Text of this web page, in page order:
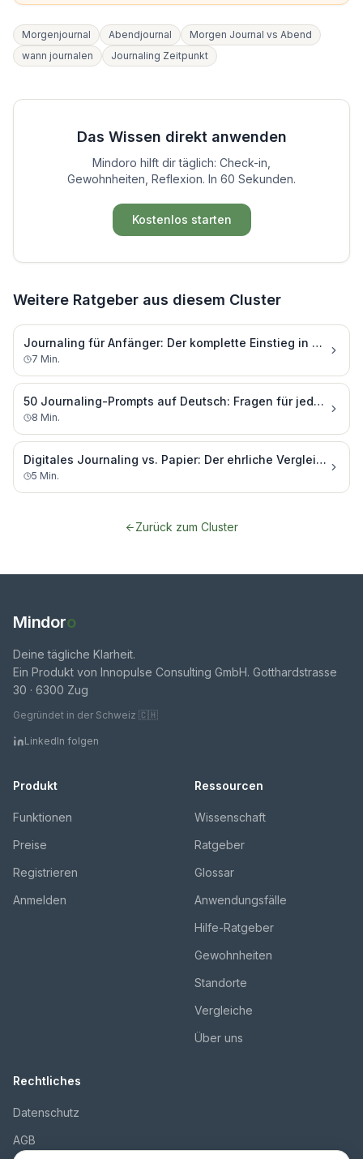
Morgenjournal Abendjournal
Morgen Journal vs Abend
wann journalen
Journaling Zeitpunkt
Das Wissen direkt anwenden
Mindoro hilft dir täglich: Check-in,
Gewohnheiten, Reflexion. In 60 Sekunden.
Kostenlos starten
Weitere Ratgeber aus diesem Cluster
Journaling für Anfänger: Der komplette Einstieg in 7 Schritten
7 Min.
50 Journaling-Prompts auf Deutsch: Fragen für jeden Tag
8 Min.
Digitales Journaling vs. Papier: Der ehrliche Vergleich
5 Min.
Zurück zum Cluster
Mindoro
Deine tägliche Klarheit.
Ein Produkt von Innopulse Consulting GmbH. Gotthardstrasse
30 · 6300 Zug
Gegründet in der Schweiz 🇨🇭
LinkedIn folgen
Produkt
Funktionen
Preise
Registrieren
Anmelden
Ressourcen
Wissenschaft
Ratgeber
Glossar
Anwendungsfälle
Hilfe-Ratgeber
Gewohnheiten
Standorte
Vergleiche
Über uns
Rechtliches
Datenschutz
AGB